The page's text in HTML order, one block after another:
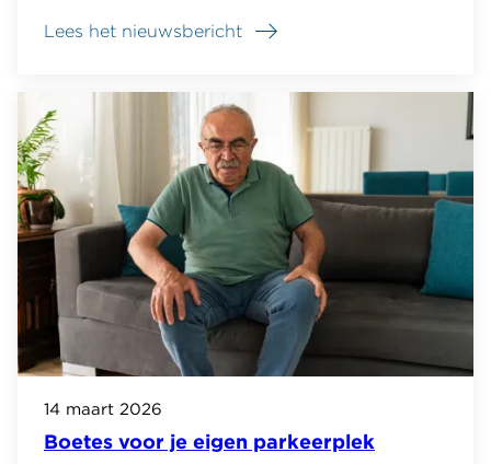
Lees het nieuwsbericht
Boetes voor je eigen parkeerplek
14 maart 2026